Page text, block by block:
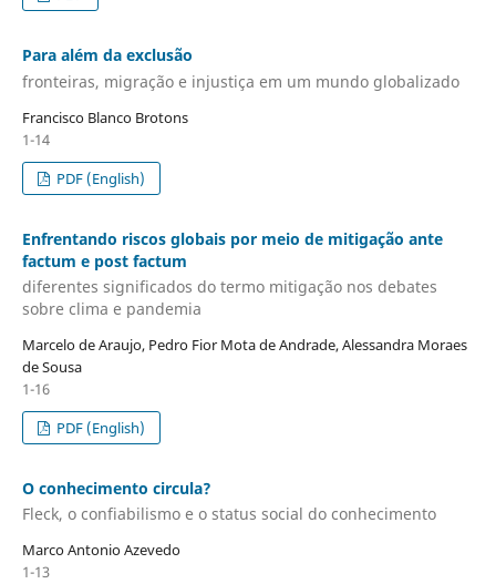
Para além da exclusão
fronteiras, migração e injustiça em um mundo globalizado
Francisco Blanco Brotons
1-14
PDF (English)
Enfrentando riscos globais por meio de mitigação ante
factum e post factum
diferentes significados do termo mitigação nos debates
sobre clima e pandemia
Marcelo de Araujo, Pedro Fior Mota de Andrade, Alessandra Moraes
de Sousa
1-16
PDF (English)
O conhecimento circula?
Fleck, o confiabilismo e o status social do conhecimento
Marco Antonio Azevedo
1-13